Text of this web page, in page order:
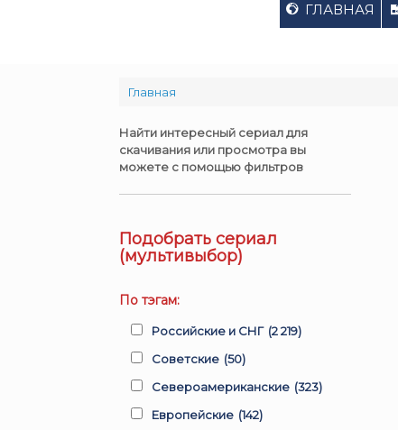
ГЛАВНАЯ
Главная
Найти интересный сериал для
скачивания или просмотра вы
можете с помощью фильтров
Подобрать сериал
(мультивыбор)
По тэгам:
Российские и СНГ (2 219)
Советские (50)
Североамериканские (323)
Европейские (142)